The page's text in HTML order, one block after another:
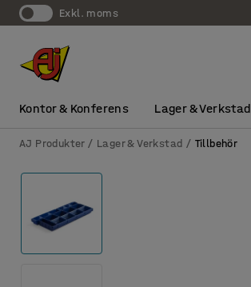
exkl. moms
Kontor & Konferens Lager & Verkstad
AJ Produkter Lager & Verkstad Tillbehör